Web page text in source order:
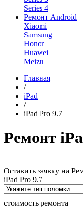
Series 4
Ремонт Android
Xiaomi
Samsung
Honor
Huawei
Meizu
Главная
/
iPad
/
iPad Pro 9.7
Ремонт
Оставить заявку на
iPad Pro 9.7
стоимость ремонта